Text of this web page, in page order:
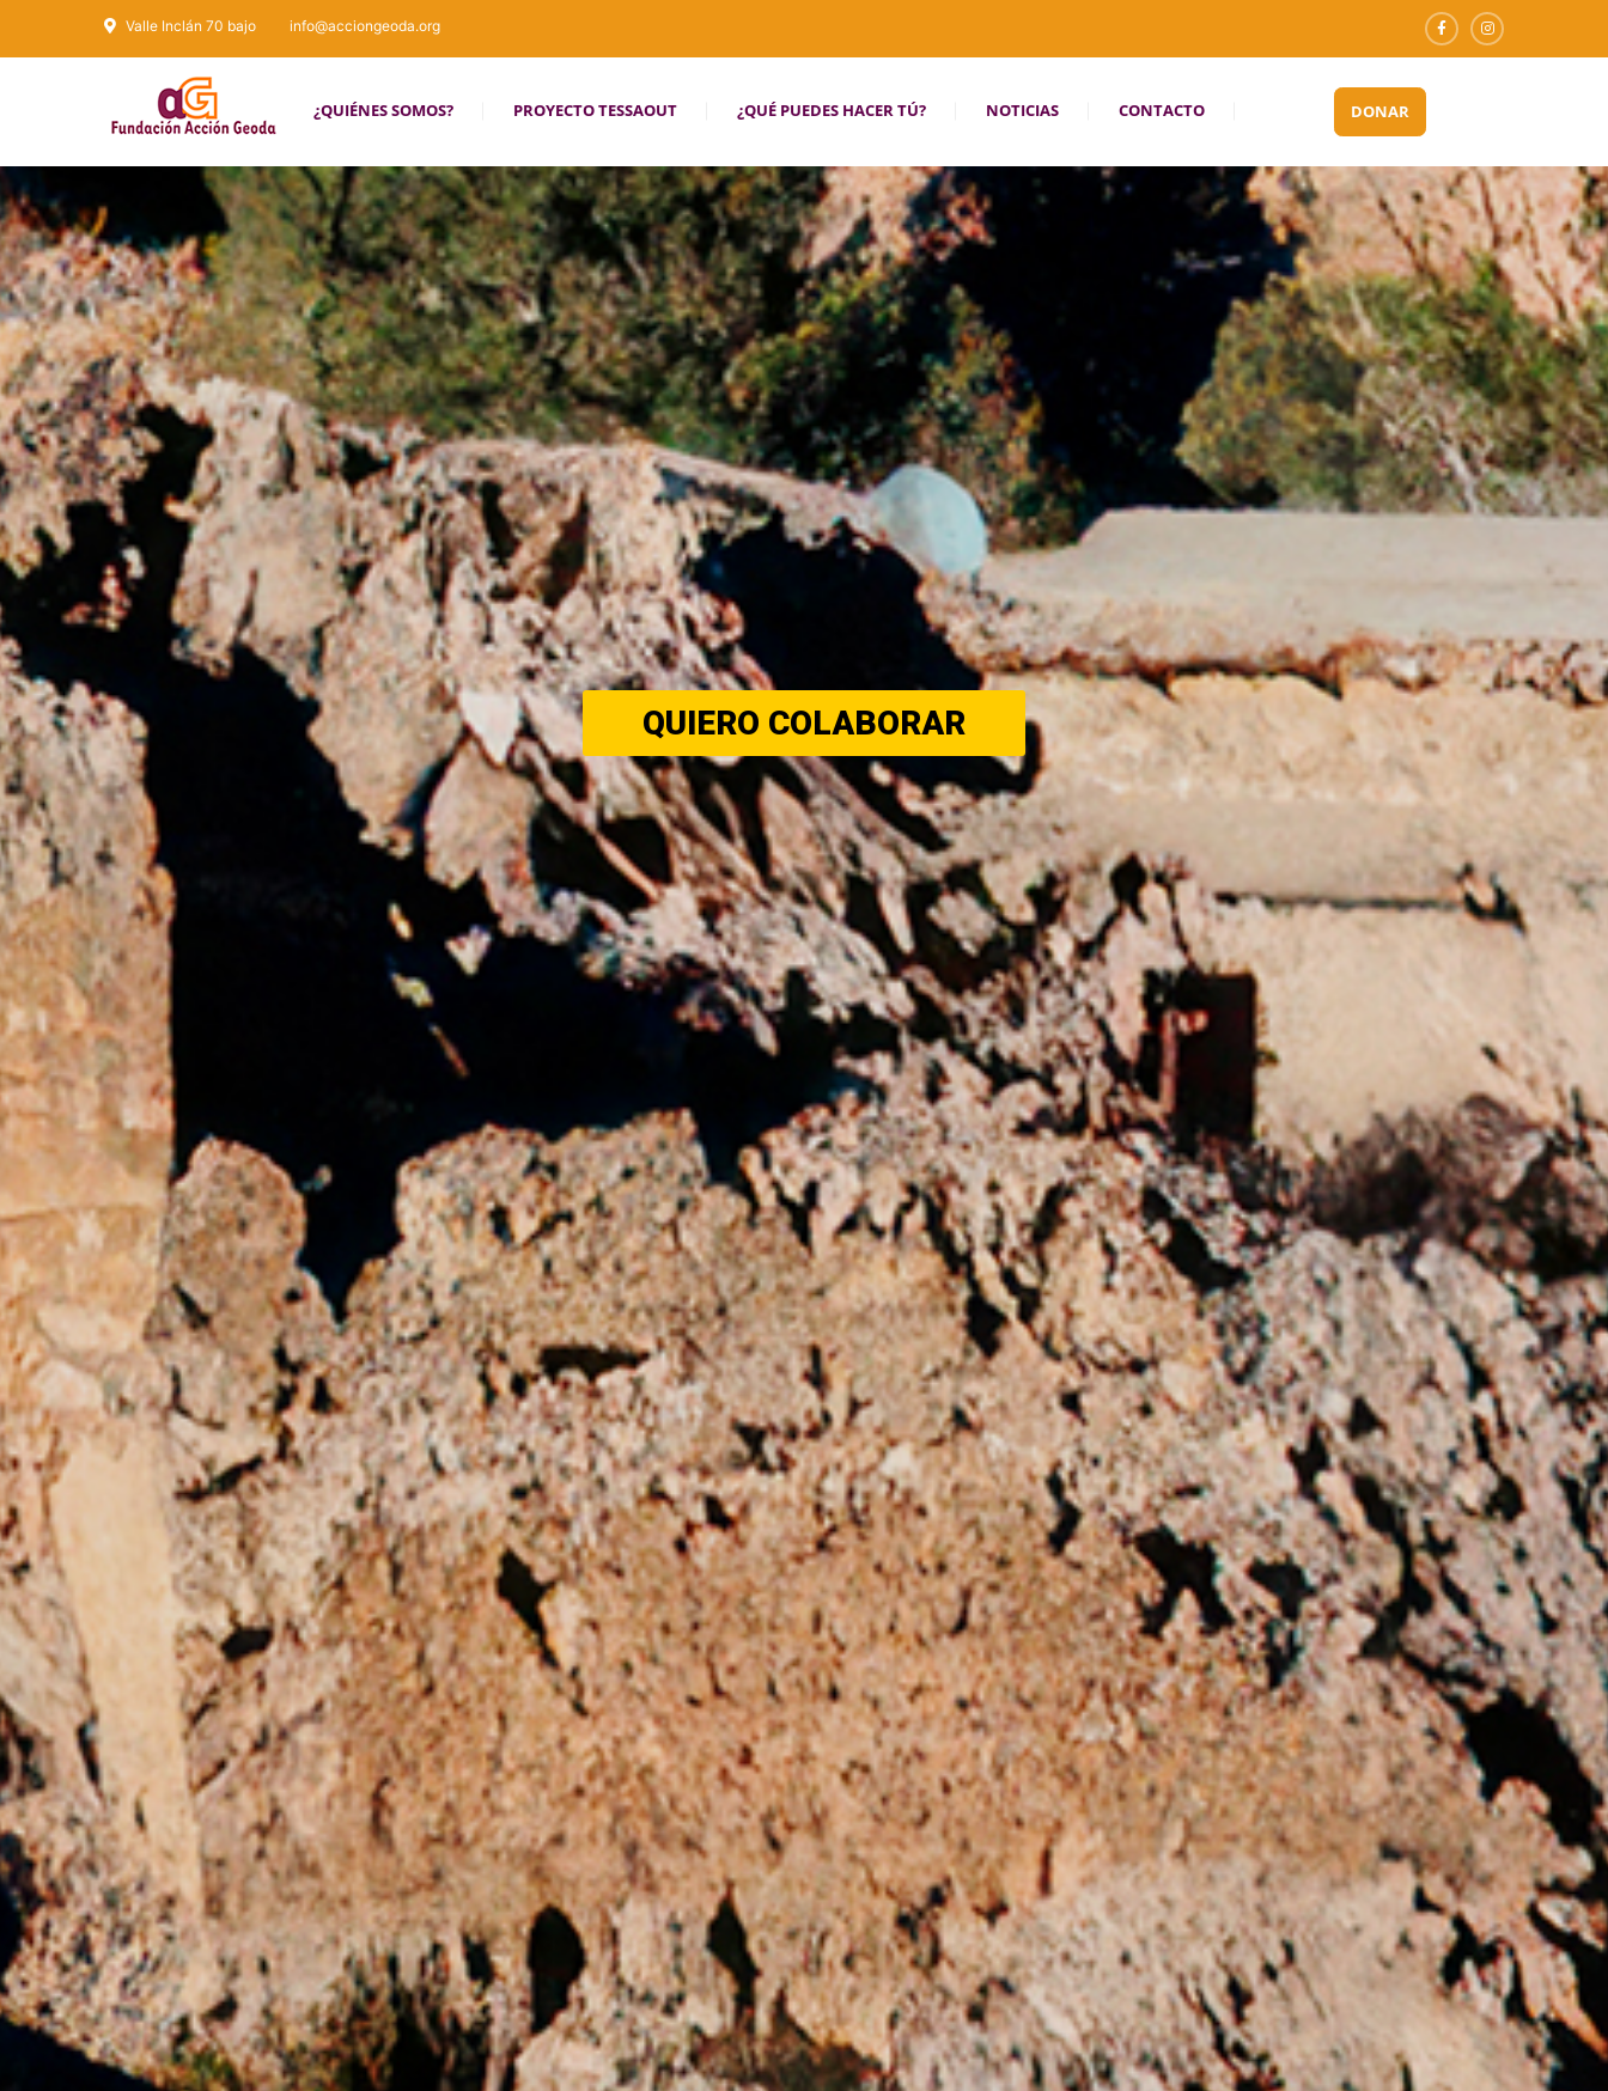
Valle Inclán 70 bajo info@acciongeoda.org
¿QUIÉNES SOMOS? PROYECTO TESSAOUT ¿QUÉ PUEDES HACER TÚ? NOTICIAS CONTACTO DONAR
QUIERO COLABORAR